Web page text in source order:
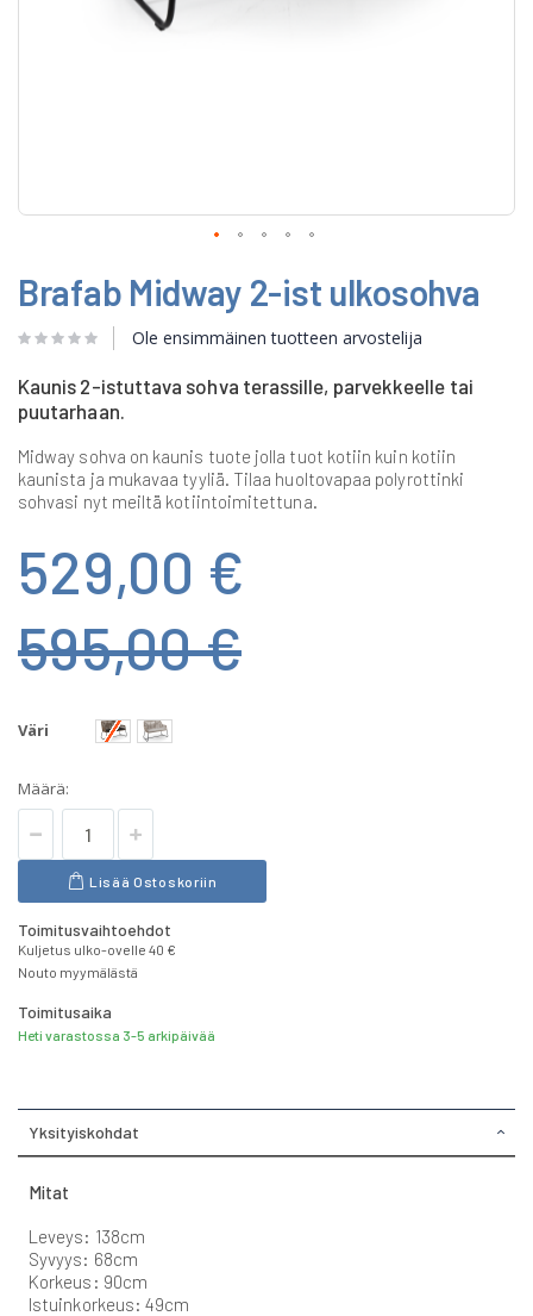
to
the
beginning
of
images
gallery
Brafab Midway 2-ist ulkosohva
Ole ensimmäinen tuotteen arvostelija
Kaunis 2-istuttava sohva terassille, parvekkeelle tai
puutarhaan.
Midway sohva on kaunis tuote jolla tuot kotiin kuin kotiin
kaunista ja mukavaa tyyliä. Tilaa huoltovapaa polyrottinki
sohvasi nyt meiltä kotiintoimitettuna.
529,00 €
595,00 €
Väri
Määrä:
Lisää Ostoskoriin
Toimitusvaihtoehdot
Kuljetus ulko-ovelle 40 €
Nouto myymälästä
Toimitusaika
Heti varastossa 3-5 arkipäivää
Yksityiskohdat
Mitat
Leveys: 138cm
Syvyys: 68cm
Korkeus: 90cm
Istuinkorkeus: 49cm